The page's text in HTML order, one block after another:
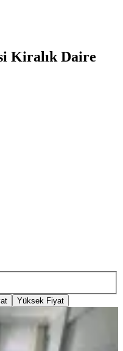
Kiralık Daire
Yüksek Fiyat
Eşyalı